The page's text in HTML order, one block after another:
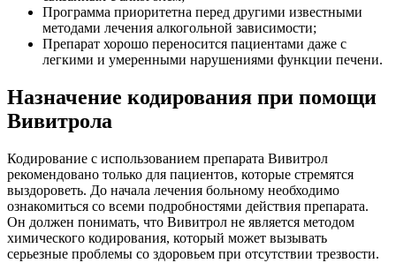
Программа приоритетна перед другими известными
методами лечения алкогольной зависимости;
Препарат хорошо переносится пациентами даже с
легкими и умеренными нарушениями функции печени.
Назначение кодирования при помощи
Вивитрола
Кодирование с использованием препарата Вивитрол
рекомендовано только для пациентов, которые стремятся
выздороветь. До начала лечения больному необходимо
ознакомиться со всеми подробностями действия препарата.
Он должен понимать, что Вивитрол не является методом
химического кодирования, который может вызывать
серьезные проблемы со здоровьем при отсутствии трезвости.